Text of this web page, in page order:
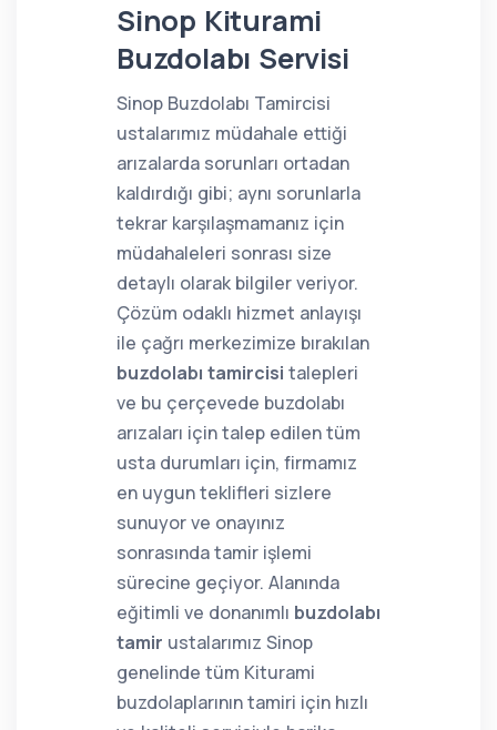
Sinop Kiturami
Buzdolabı Servisi
Sinop Buzdolabı Tamircisi
ustalarımız müdahale ettiği
arızalarda sorunları ortadan
kaldırdığı gibi; aynı sorunlarla
tekrar karşılaşmamanız için
müdahaleleri sonrası size
detaylı olarak bilgiler veriyor.
Çözüm odaklı hizmet anlayışı
ile çağrı merkezimize bırakılan
buzdolabı tamircisi talepleri
ve bu çerçevede buzdolabı
arızaları için talep edilen tüm
usta durumları için, firmamız
en uygun teklifleri sizlere
sunuyor ve onayınız
sonrasında tamir işlemi
sürecine geçiyor. Alanında
eğitimli ve donanımlı buzdolabı
tamir ustalarımız Sinop
genelinde tüm Kiturami
buzdolaplarının tamiri için hızlı